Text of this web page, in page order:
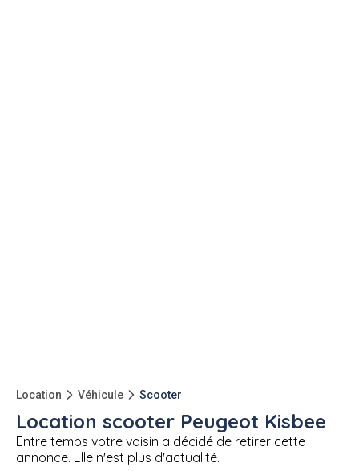
Location Véhicule Scooter
Location scooter Peugeot Kisbee
Entre temps votre voisin a décidé de retirer cette
annonce. Elle n'est plus d'actualité.